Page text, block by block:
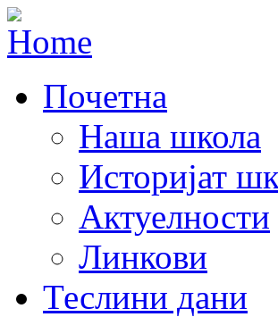
Почетна
Наша школа
Историјат
Актуелности
Линкови
Теслини дани